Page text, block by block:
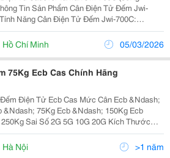
Điện Tử Đếm Jwi-700C Chính Xác Cao(
Giải Bên Trong: 1/30.000) . &Ndash; Màn
Hồ Chí Minh 05/03/2026
75Kg Ecb Cas Chính Hãng
Tử Ecb Cas Mức Cân Ecb &Ndash;
20G Kích Thước
Hà Nội >1 năm